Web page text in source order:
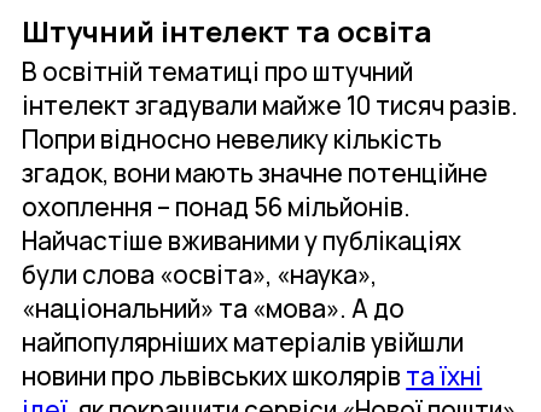
Штучний інтелект та освіта
В освітній тематиці про штучний
інтелект згадували майже 10 тисяч разів.
Попри відносно невелику кількість
згадок, вони мають значне потенційне
охоплення – понад 56 мільйонів.
Найчастіше вживаними у публікаціях
були слова «освіта», «наука»,
«національний» та «мова». А до
найпопулярніших матеріалів увійшли
новини про львівських школярів та їхні